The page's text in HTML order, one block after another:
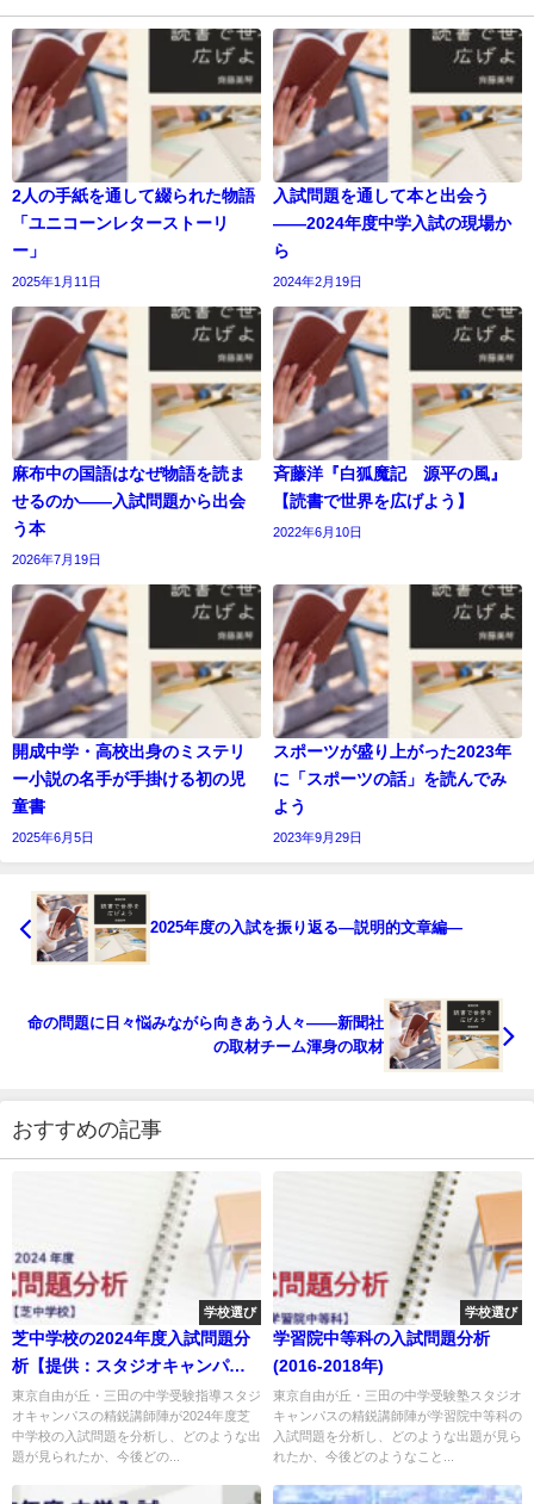
2人の手紙を通して綴られた物語
「ユニコーンレターストーリ
ー」
2025年1月11日
入試問題を通して本と出会う
――2024年度中学入試の現場か
ら
2024年2月19日
麻布中の国語はなぜ物語を読ま
せるのか――入試問題から出会
う本
2026年7月19日
斉藤洋『白狐魔記 源平の風』
【読書で世界を広げよう】
2022年6月10日
開成中学・高校出身のミステリ
ー小説の名手が手掛ける初の児
童書
2025年6月5日
スポーツが盛り上がった2023年
に「スポーツの話」を読んでみ
よう
2023年9月29日
2025年度の入試を振り返る―説明的文章編―
命の問題に日々悩みながら向きあう人々――新聞社
の取材チーム渾身の取材
おすすめの記事
学校選び
芝中学校の2024年度入試問題分
析【提供：スタジオキャンパ
ス】
東京自由が丘・三田の中学受験指導スタジ
オキャンパスの精鋭講師陣が2024年度芝
中学校の入試問題を分析し、どのような出
題が見られたか、今後どの...
学校選び
学習院中等科の入試問題分析
(2016-2018年)
東京自由が丘・三田の中学受験塾スタジオ
キャンパスの精鋭講師陣が学習院中等科の
入試問題を分析し、どのような出題が見ら
れたか、今後どのようなこと...